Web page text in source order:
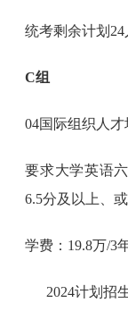
统考剩余计划24
C组
04国际组织人才
要求大学英语
6.5分及以上、
学费：19.8万/3
2024计划招